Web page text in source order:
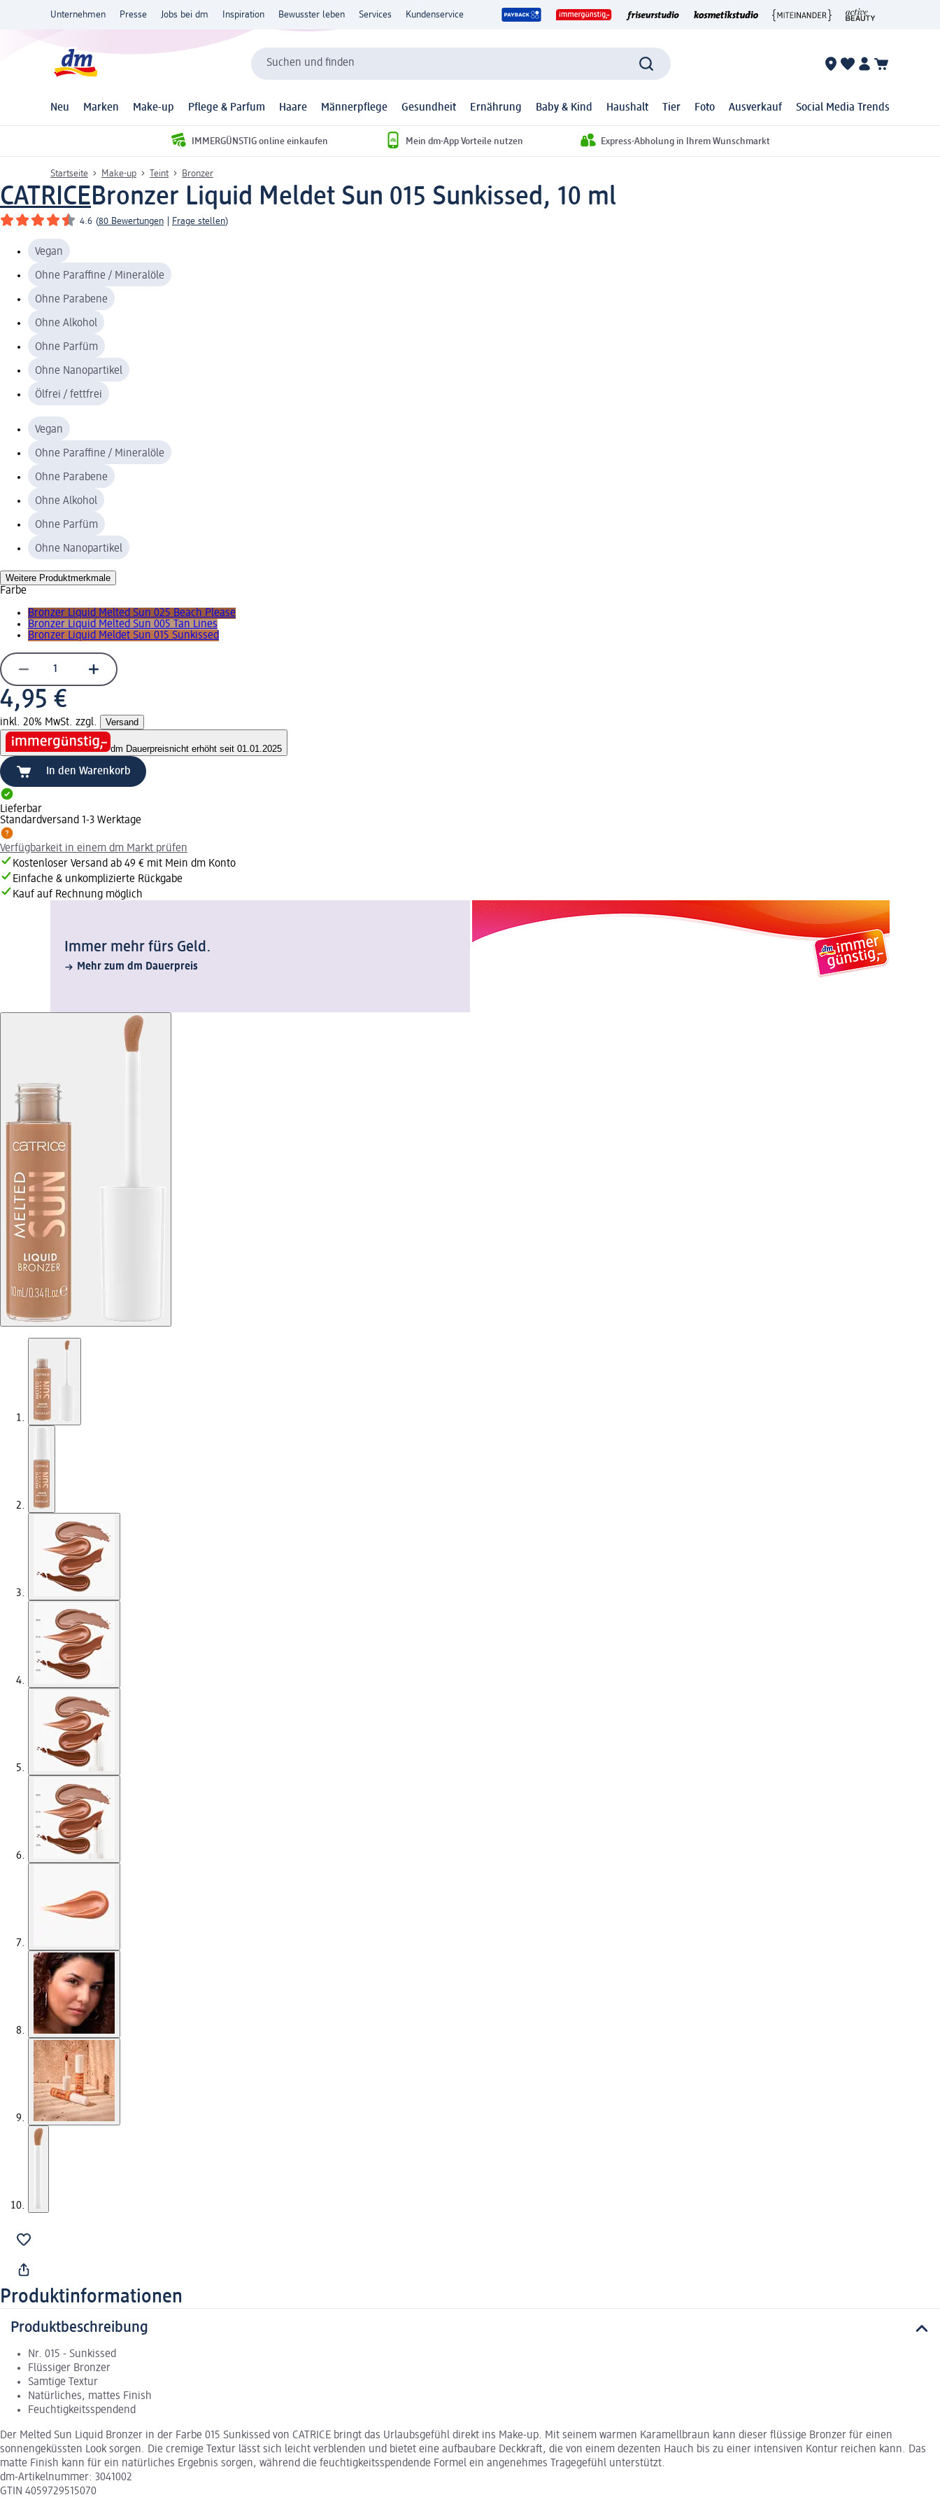
Unternehmen Presse Jobs bei dm Inspiration Bewusster leben Services Kundenservice
Suchen und finden
Neu Marken Make-up Pflege & Parfum Haare Männerpflege Gesundheit Ernährung Baby & Kind Haushalt Tier Foto Ausverkauf Social Media Trends
IMMERGÜNSTIG online einkaufen Mein dm-App Vorteile nutzen Express-Abholung in Ihrem Wunschmarkt
Startseite Make-up Teint Bronzer
CATRICEBronzer Liquid Meldet Sun 015 Sunkissed, 10 ml
4.6 (80 Bewertungen Frage stellen)
Vegan
Ohne Paraffine / Mineralöle
Ohne Parabene
Ohne Alkohol
Ohne Parfüm
Ohne Nanopartikel
Ölfrei / fettfrei
Vegan
Ohne Paraffine / Mineralöle
Ohne Parabene
Ohne Alkohol
Ohne Parfüm
Ohne Nanopartikel
Weitere Produktmerkmale
Farbe
Bronzer Liquid Melted Sun 025 Beach Please
Bronzer Liquid Melted Sun 005 Tan Lines
Bronzer Liquid Meldet Sun 015 Sunkissed
4,95 €
inkl. 20% MwSt. zzgl. Versand
dm Dauerpreisnicht erhöht seit 01.01.2025
In den Warenkorb
Lieferbar
Standardversand 1-3 Werktage
Verfügbarkeit in einem dm Markt prüfen
Kostenloser Versand ab 49 € mit Mein dm Konto
Einfache & unkomplizierte Rückgabe
Kauf auf Rechnung möglich
Immer mehr fürs Geld.
Mehr zum dm Dauerpreis
Produktinformationen
Produktbeschreibung
Nr. 015 - Sunkissed
Flüssiger Bronzer
Samtige Textur
Natürliches, mattes Finish
Feuchtigkeitsspendend
Der Melted Sun Liquid Bronzer in der Farbe 015 Sunkissed von CATRICE bringt das Urlaubsgefühl direkt ins Make-up. Mit seinem warmen Karamellbraun kann dieser flüssige Bronzer für einen
sonnengeküssten Look sorgen. Die cremige Textur lässt sich leicht verblenden und bietet eine aufbaubare Deckkraft, die von einem dezenten Hauch bis zu einer intensiven Kontur reichen kann. Das
matte Finish kann für ein natürliches Ergebnis sorgen, während die feuchtigkeitsspendende Formel ein angenehmes Tragegefühl unterstützt.
dm-Artikelnummer: 3041002
GTIN 4059729515070